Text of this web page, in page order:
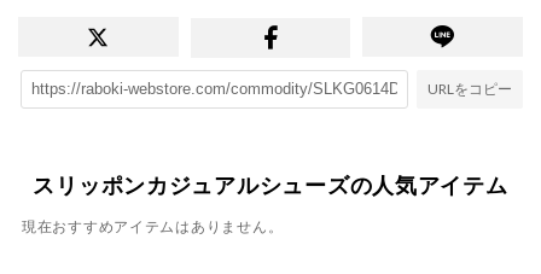
URLをコピー
スリッポンカジュアルシューズの人気アイテム
現在おすすめアイテムはありません。